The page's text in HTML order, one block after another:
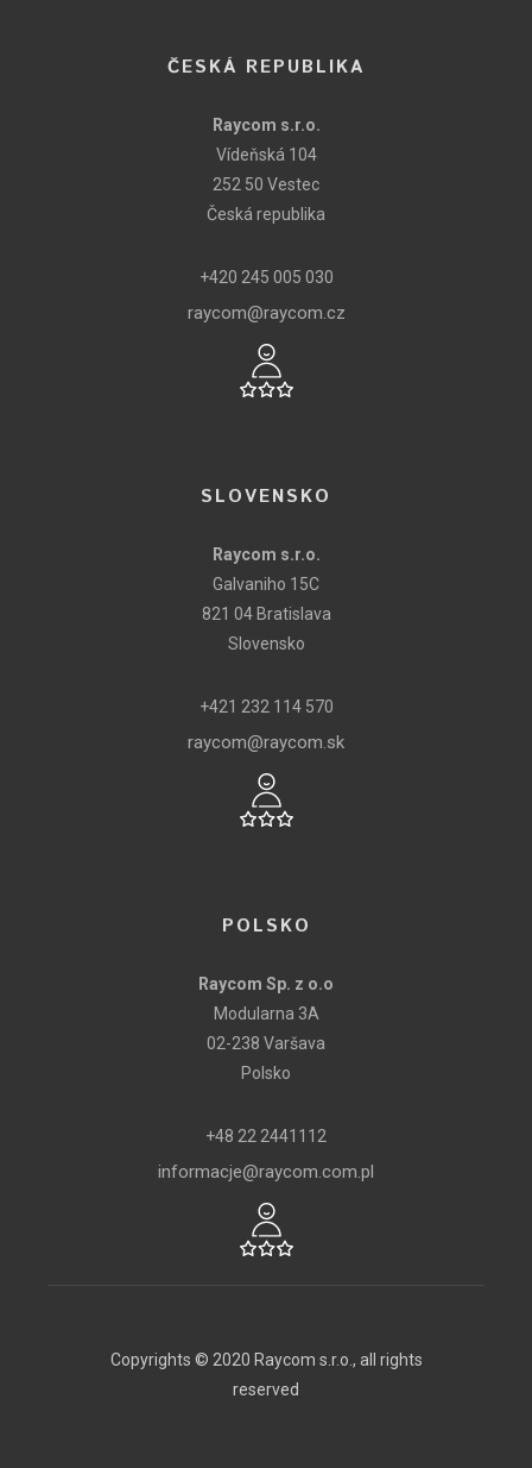
ČESKÁ REPUBLIKA
Raycom s.r.o.
Vídeňská 104
252 50 Vestec
Česká republika
+420 245 005 030
raycom@raycom.cz
SLOVENSKO
Raycom s.r.o.
Galvaniho 15C
821 04 Bratislava
Slovensko
+421 232 114 570
raycom@raycom.sk
POLSKO
Raycom Sp. z o.o
Modularna 3A
02-238 Varšava
Polsko
+48 22 2441112
informacje@raycom.com.pl
Copyrights © 2020 Raycom s.r.o., all rights
reserved